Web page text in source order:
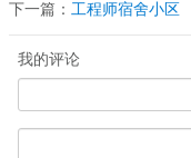
下一篇： 工程师宿舍小区
我的评论